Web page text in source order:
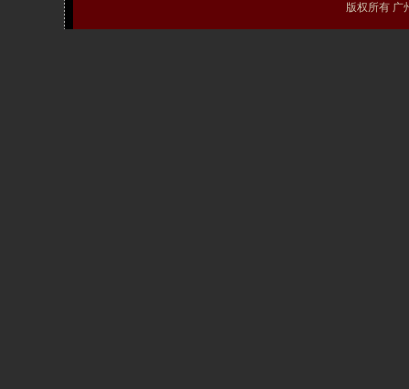
版权所有 广